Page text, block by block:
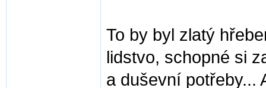
To by byl zlatý
lidstvo, schopné si
a duševní potřeby...